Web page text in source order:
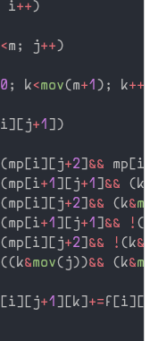
i++)
<m ; j++)
0 ; k<mov(m+1 ) ; k++
i] [ j+1 ] )
(mp [i] [ j+2] && mp [i
(mp [i+1 ] [ j+1 ] && (k
(mp [i] [ j+2] && (k&
(mp [i+1 ] [ j+1 ] && ! (
(mp [i] [ j+2] && ! (k&
((k&mov( j))&& (k&
[i] [ j+1 ] [k] += f [i] [